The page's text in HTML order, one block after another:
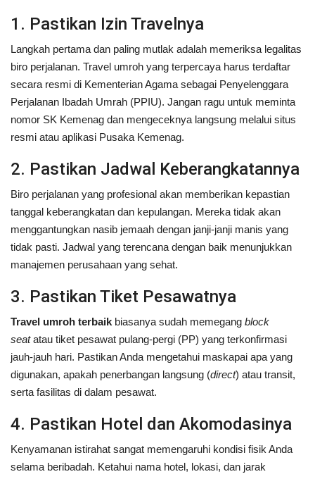
1. Pastikan Izin Travelnya
Langkah pertama dan paling mutlak adalah memeriksa legalitas
biro perjalanan. Travel umroh yang terpercaya harus terdaftar
secara resmi di Kementerian Agama sebagai Penyelenggara
Perjalanan Ibadah Umrah (PPIU). Jangan ragu untuk meminta
nomor SK Kemenag dan mengeceknya langsung melalui situs
resmi atau aplikasi Pusaka Kemenag.
2. Pastikan Jadwal Keberangkatannya
Biro perjalanan yang profesional akan memberikan kepastian
tanggal keberangkatan dan kepulangan. Mereka tidak akan
menggantungkan nasib jemaah dengan janji-janji manis yang
tidak pasti. Jadwal yang terencana dengan baik menunjukkan
manajemen perusahaan yang sehat.
3. Pastikan Tiket Pesawatnya
Travel umroh terbaik biasanya sudah memegang block
seat atau tiket pesawat pulang-pergi (PP) yang terkonfirmasi
jauh-jauh hari. Pastikan Anda mengetahui maskapai apa yang
digunakan, apakah penerbangan langsung (direct) atau transit,
serta fasilitas di dalam pesawat.
4. Pastikan Hotel dan Akomodasinya
Kenyamanan istirahat sangat memengaruhi kondisi fisik Anda
selama beribadah. Ketahui nama hotel, lokasi, dan jarak